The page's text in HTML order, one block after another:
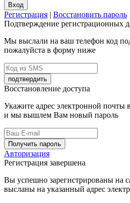
Вход
Регистрация | Восстановить пароль
Подтверждение регистрационных
Мы выслали на ваш телефон код
пожалуйста в форму ниже
подтвердить
Восстановление доступа
Укажите адрес электронной почты
и мы вышлем Вам новый пароль
Получить пароль
Авторизация
Регистрация завершена
Вы успешно зарегистрированы на
высланы на указанный адрес